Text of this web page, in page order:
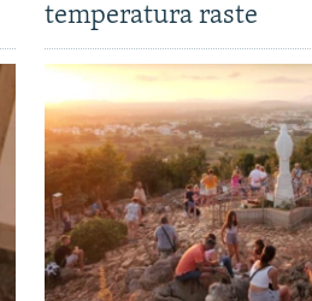
temperatura raste